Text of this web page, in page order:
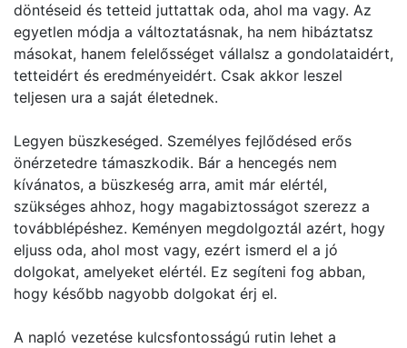
döntéseid és tetteid juttattak oda, ahol ma vagy. Az
egyetlen módja a változtatásnak, ha nem hibáztatsz
másokat, hanem felelősséget vállalsz a gondolataidért,
tetteidért és eredményeidért. Csak akkor leszel
teljesen ura a saját életednek.
Legyen büszkeséged. Személyes fejlődésed erős
önérzetedre támaszkodik. Bár a hencegés nem
kívánatos, a büszkeség arra, amit már elértél,
szükséges ahhoz, hogy magabiztosságot szerezz a
továbblépéshez. Keményen megdolgoztál azért, hogy
eljuss oda, ahol most vagy, ezért ismerd el a jó
dolgokat, amelyeket elértél. Ez segíteni fog abban,
hogy később nagyobb dolgokat érj el.
A napló vezetése kulcsfontosságú rutin lehet a